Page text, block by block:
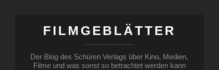
FILMGEBLÄTTER
Der Blog des Schüren Verlags über Kino, Medien,
Filme und was sonst so betrachtet werden kann